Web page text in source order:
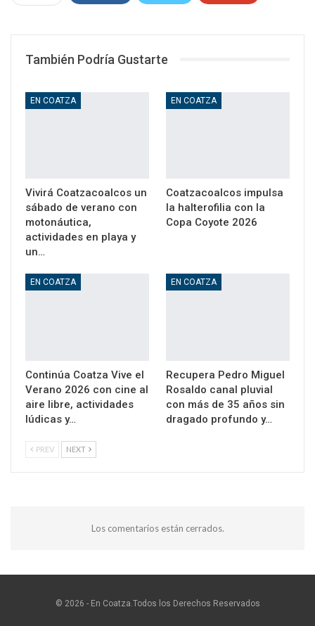
También Podría Gustarte
EN COATZA
Vivirá Coatzacoalcos un
sábado de verano con
motonáutica,
actividades en playa y
un…
EN COATZA
Coatzacoalcos impulsa
la halterofilia con la
Copa Coyote 2026
EN COATZA
Continúa Coatza Vive el
Verano 2026 con cine al
aire libre, actividades
lúdicas y…
EN COATZA
Recupera Pedro Miguel
Rosaldo canal pluvial
con más de 35 años sin
dragado profundo y…
PREV NEXT
Los comentarios están cerrados.
© 2026 - En Coatza.Todos los Derechos Reservados